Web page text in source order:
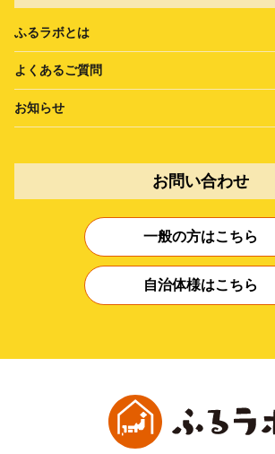
ふるラボとは
よくあるご質問
お知らせ
お問い合わせ
一般の方はこちら
自治体様はこちら